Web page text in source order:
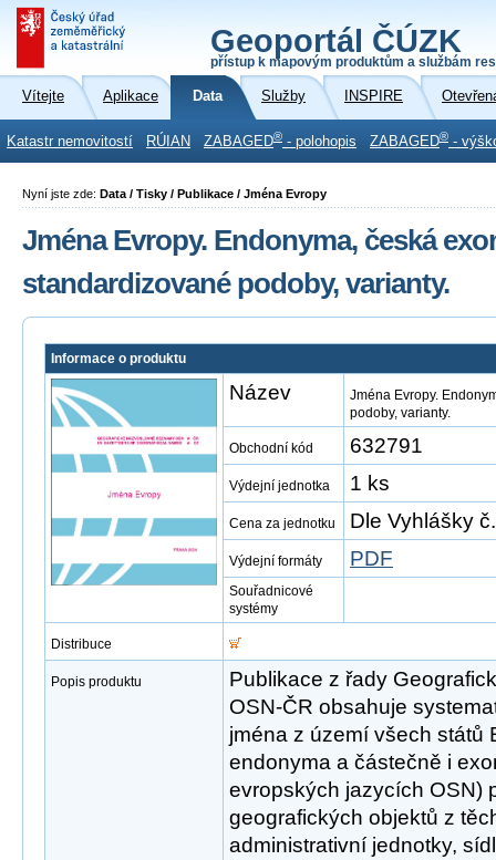
Geoportál ČÚZK
přístup k mapovým produktům a službám
Vítejte Aplikace Data Služby INSPIRE
Katastr nemovitostí RÚIAN ZABAGED® - polohopis ZABAGED® -
Nyní jste zde: Data / Tisky / Publikace / Jména Evropy
Jména Evropy. Endonyma, česká
standardizované podoby, varianty.
Informace o produktu
Název
Jména Evropy.
podoby, varianty.
Obchodní kód 632791
Výdejní jednotka 1 ks
Cena za jednotku Dle Vyhlášky
Výdejní formáty PDF
Souřadnicové
systémy
Distribuce
Popis produktu
Publikace z řady
OSN-ČR obsahuje
jména z území všech států
endonyma a částečně i
evropských jazycích OSN)
geografických objektů z
administrativní jednotky,